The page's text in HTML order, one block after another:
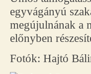
egyvágányú
megújulnának a
előnyben
Fotók: Hajtó